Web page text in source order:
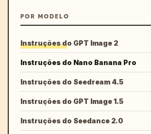
POR MODELO
Instruções do GPT Image 2
Instruções do Nano Banana Pro
Instruções do Seedream 4.5
Instruções do GPT Image 1.5
Instruções do Seedance 2.0